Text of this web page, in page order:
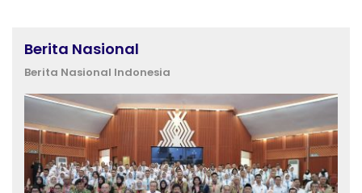
Berita Nasional
Berita Nasional Indonesia